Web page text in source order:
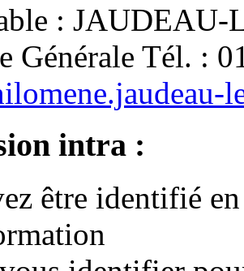
: JAUDEAU-
Générale Tél. :
intra :
être identifié